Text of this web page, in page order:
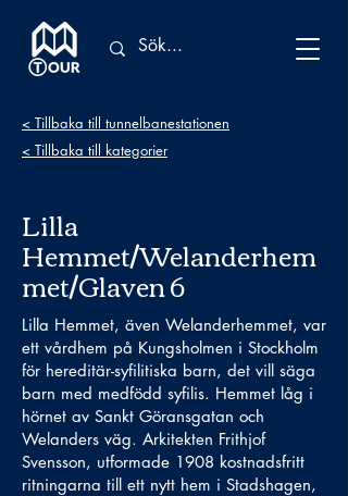
< Tillbaka till tunnelbanestationen
< Tillbaka till kategorier
Lilla
Hemmet/Welanderhem
met/Glaven 6
Lilla Hemmet, även Welanderhemmet, var
ett vårdhem på Kungsholmen i Stockholm
för hereditär-syfilitiska barn, det vill säga
barn med medfödd syfilis. Hemmet låg i
hörnet av Sankt Göransgatan och
Welanders väg. Arkitekten Frithjof
Svensson, utformade 1908 kostnadsfritt
ritningarna till ett nytt hem i Stadshagen,